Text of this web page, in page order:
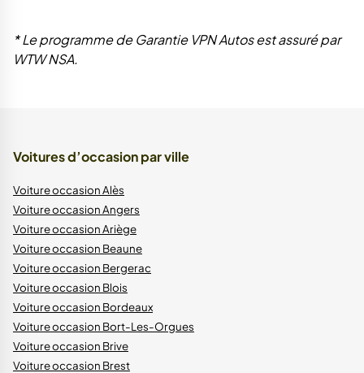
* Le programme de Garantie VPN Autos est assuré par
WTW NSA.
Voitures d’occasion par ville
Voiture occasion Alès
Voiture occasion Angers
Voiture occasion Ariège
Voiture occasion Beaune
Voiture occasion Bergerac
Voiture occasion Blois
Voiture occasion Bordeaux
Voiture occasion Bort-Les-Orgues
Voiture occasion Brive
Voiture occasion Brest